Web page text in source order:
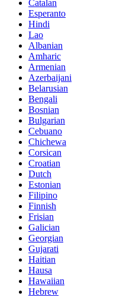
Catalan
Esperanto
Hindi
Lao
Albanian
Amharic
Armenian
Azerbaijani
Belarusian
Bengali
Bosnian
Bulgarian
Cebuano
Chichewa
Corsican
Croatian
Dutch
Estonian
Filipino
Finnish
Frisian
Galician
Georgian
Gujarati
Haitian
Hausa
Hawaiian
Hebrew